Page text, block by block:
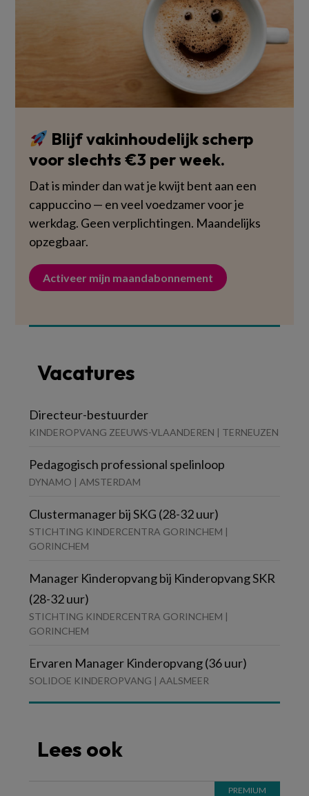
Blijf vakinhoudelijk scherp
voor slechts €3 per week.
Dat is minder dan wat je kwijt bent aan een
cappuccino — en veel voedzamer voor je
werkdag. Geen verplichtingen. Maandelijks
opzegbaar.
Activeer mijn maandabonnement
Vacatures
Directeur-bestuurder
KINDEROPVANG ZEEUWS-VLAANDEREN | TERNEUZEN
Pedagogisch professional spelinloop
DYNAMO | AMSTERDAM
Clustermanager bij SKG (28-32 uur)
STICHTING KINDERCENTRA GORINCHEM |
GORINCHEM
Manager Kinderopvang bij Kinderopvang SKR
(28-32 uur)
STICHTING KINDERCENTRA GORINCHEM |
GORINCHEM
Ervaren Manager Kinderopvang (36 uur)
SOLIDOE KINDEROPVANG | AALSMEER
Lees ook